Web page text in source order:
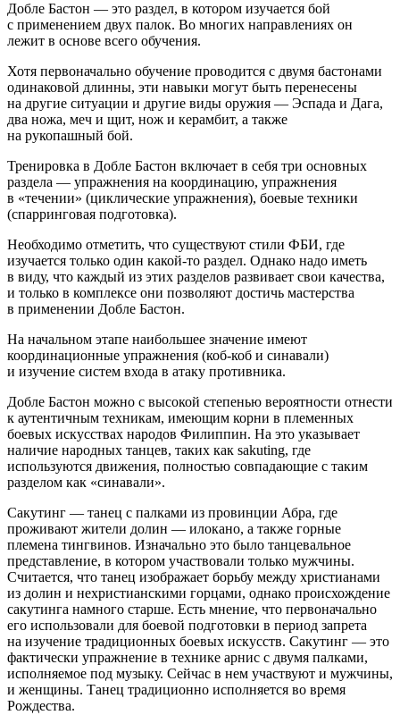
Добле Бастон — это раздел, в котором изучается бой
с применением двух палок. Во многих направлениях он
лежит в основе всего обучения.
Хотя первоначально обучение проводится с двумя бастонами
одинаковой длинны, эти навыки могут быть перенесены
на другие ситуации и другие виды оружия — Эспада и Дага,
два ножа, меч и щит, нож и керамбит, а также
на рукопашный бой.
Тренировка в Добле Бастон включает в себя три основных
раздела — упражнения на координацию, упражнения
в «течении» (циклические упражнения), боевые техники
(спарринговая подготовка).
Необходимо отметить, что существуют стили ФБИ, где
изучается только один какой-то раздел. Однако надо иметь
в виду, что каждый из этих разделов развивает свои качества,
и только в комплексе они позволяют достичь мастерства
в применении Добле Бастон.
На начальном этапе наибольшее значение имеют
координационные упражнения (коб-коб и синавали)
и изучение систем входа в атаку противника.
Добле Бастон можно с высокой степенью вероятности отнести
к аутентичным техникам, имеющим корни в племенных
боевых искусствах народов Филиппин. На это указывает
наличие народных танцев, таких как sakuting, где
используются движения, полностью совпадающие с таким
разделом как «синавали».
Сакутинг — танец с палками из провинции Абра, где
проживают жители долин — илокано, а также горные
племена тингвинов. Изначально это было танцевальное
представление, в котором участвовали только мужчины.
Считается, что танец изображает борьбу между христианами
из долин и нехристианскими горцами, однако происхождение
сакутинга намного старше. Есть мнение, что первоначально
его использовали для боевой подготовки в период запрета
на изучение традиционных боевых искусств. Сакутинг — это
фактически упражнение в технике арнис с двумя палками,
исполняемое под музыку. Сейчас в нем участвуют и мужчины,
и женщины. Танец традиционно исполняется во время
Рождества.